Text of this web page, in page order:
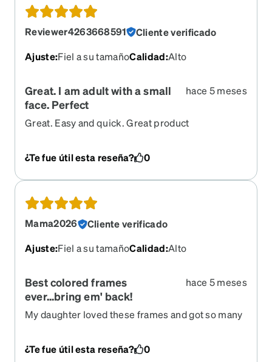
Reviewer4263668591
Cliente verificado
Ajuste:Fiel a su tamañoCalidad:Alto
Great. I am adult with a small
face. Perfect
hace 5 meses
Great. Easy and quick. Great product
¿Te fue útil esta reseña? 0
Mama2026
Cliente verificado
Ajuste:Fiel a su tamañoCalidad:Alto
Best colored frames
ever...bring em' back!
hace 5 meses
My daughter loved these frames and got so many
them on! Please bring these back, we need to
reorder!!
¿Te fue útil esta reseña? 0